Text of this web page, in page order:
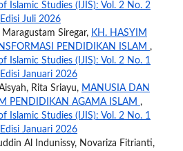
Islamic Studies (IJIS): Vol. 2 No. 2
Juli 2026
Siregar, KH. HASYIM
PENDIDIKAN ISLAM ,
Islamic Studies (IJIS): Vol. 2 No. 1
Januari 2026
Rita Sriayu, MANUSIA DAN
PENDIDIKAN AGAMA ISLAM ,
Islamic Studies (IJIS): Vol. 2 No. 1
Januari 2026
Al Indunissy, Novariza Fitrianti,